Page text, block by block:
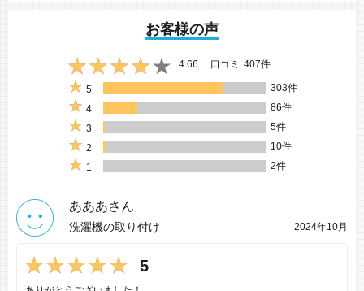
お客様の声
4.66 口コミ 407件
5
303件
4
86件
3
5件
2
10件
1
2件
あああさん
洗濯機の取り付け 2024年10月
5